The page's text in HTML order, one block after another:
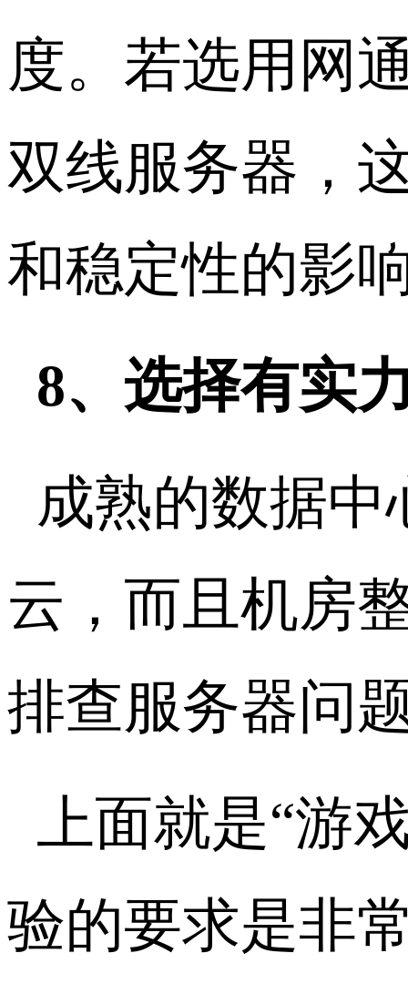
度。若选用网
双线服务器，
和稳定性的影
8、选择有实
成熟的数据
云，而且机房
排查服务器问
上面就是“游
验的要求是非